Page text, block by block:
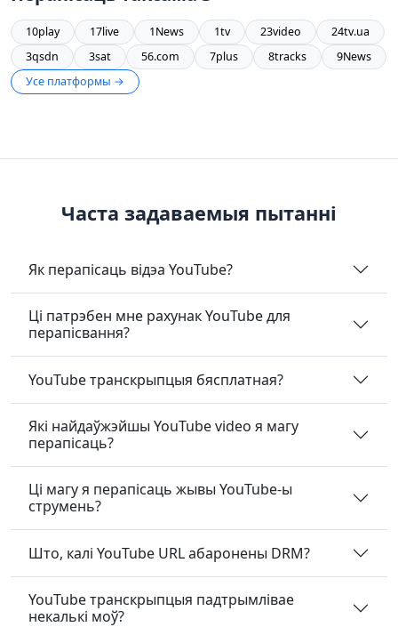
10play 17live 1News 1tv 23video
24tv.ua
3qsdn
3sat 56.com 7plus 8tracks
9News
Усе платформы →
Часта задаваемыя пытанні
Як перапісаць відэа YouTube?
Ці патрэбен мне рахунак YouTube для
перапісвання?
YouTube транскрыпцыя бясплатная?
Які найдаўжэйшы YouTube video я магу
перапісаць?
Ці магу я перапісаць жывы YouTube-ы
струмень?
Што, калі YouTube URL абаронены DRM?
YouTube транскрыпцыя падтрымлівае
некалькі моў?